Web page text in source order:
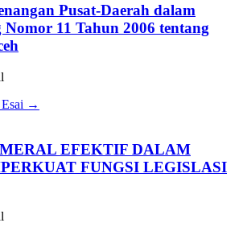
Pusat-Daerah dalam
11 Tahun 2006 tentang
→
EFEKTIF DALAM
FUNGSI LEGISLASI